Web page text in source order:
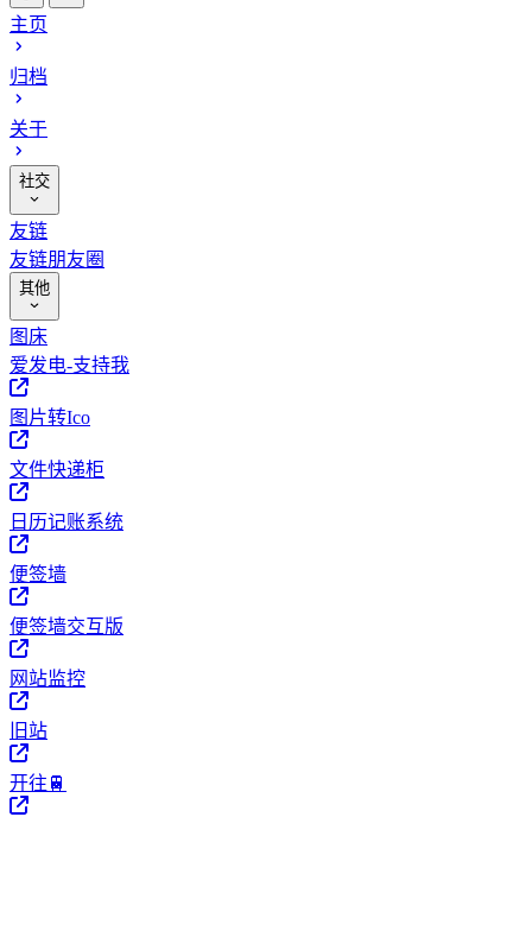
主页
归档
关于
社交
友链
友链朋友圈
其他
图床
爱发电-支持我
图片转Ico
文件快递柜
日历记账系统
便签墙
便签墙交互版
网站监控
旧站
开往🚆